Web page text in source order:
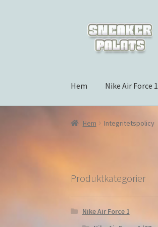
Hoppa
navigering
Hoppa
innehåll
Hem Nike Air Force 1
Hem Integritetspolicy
Produktkategorier
Nike Air Force 1